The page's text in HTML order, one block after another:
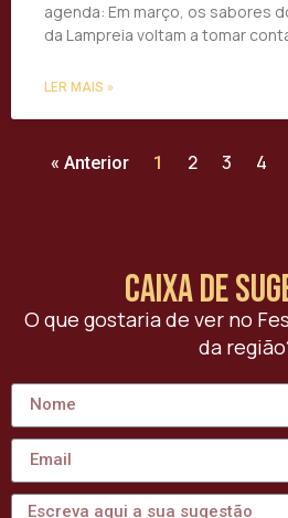
agenda: Em março, os sabores
da Lampreia voltam a tomar
LER MAIS »
« Anterior 1 2 3 4
caixa de
O que gostaria de ver no
da